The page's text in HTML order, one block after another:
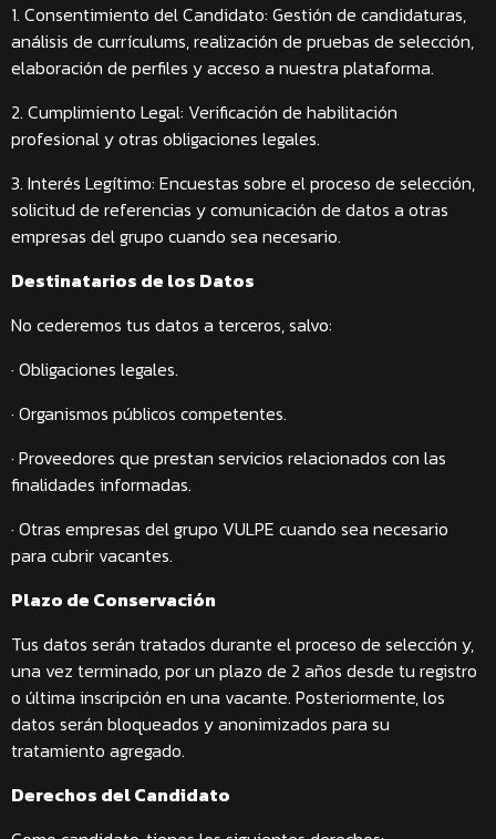
1. Consentimiento del Candidato: Gestión de candidaturas,
análisis de currículums, realización de pruebas de selección,
elaboración de perfiles y acceso a nuestra plataforma.
2. Cumplimiento Legal: Verificación de habilitación
profesional y otras obligaciones legales.
3. Interés Legítimo: Encuestas sobre el proceso de selección,
solicitud de referencias y comunicación de datos a otras
empresas del grupo cuando sea necesario.
Destinatarios de los Datos
No cederemos tus datos a terceros, salvo:
· Obligaciones legales.
· Organismos públicos competentes.
· Proveedores que prestan servicios relacionados con las
finalidades informadas.
· Otras empresas del grupo VULPE cuando sea necesario
para cubrir vacantes.
Plazo de Conservación
Tus datos serán tratados durante el proceso de selección y,
una vez terminado, por un plazo de 2 años desde tu registro
o última inscripción en una vacante. Posteriormente, los
datos serán bloqueados y anonimizados para su
tratamiento agregado.
Derechos del Candidato